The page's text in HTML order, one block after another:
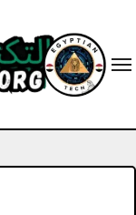
content